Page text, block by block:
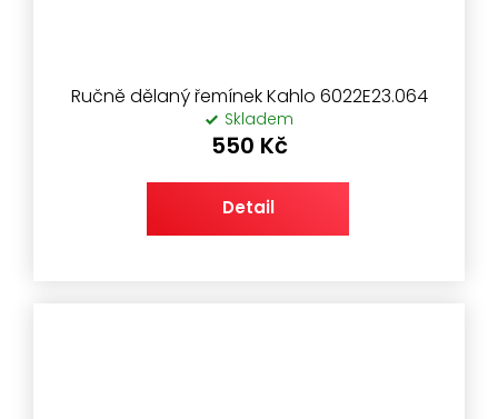
Ručně dělaný řemínek Kahlo 6022E23.064
Skladem
550 Kč
Detail